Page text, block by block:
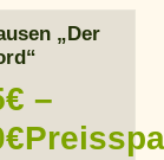
„Der
€ –
€